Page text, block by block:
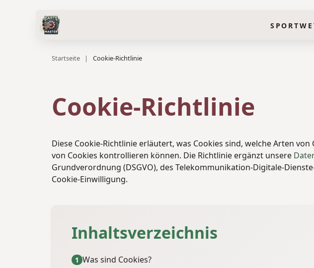
Startseite | Cookie-Richtlinie
Cookie-Richtlinie
Diese Cookie-Richtlinie erläutert, was Cookies sind, welche Arten
von Cookies kontrollieren können. Die Richtlinie ergänzt unsere
Grundverordnung (DSGVO), des Telekommunikation-Digitale-
Cookie-Einwilligung.
Inhaltsverzeichnis
Was sind Cookies?